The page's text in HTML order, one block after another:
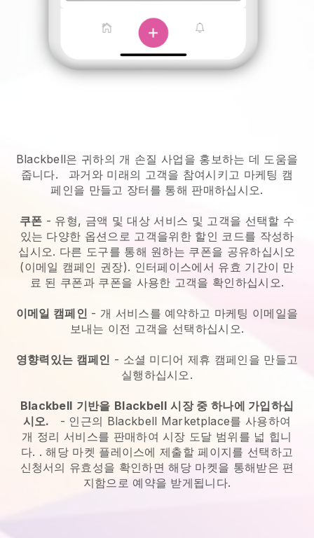
Blackbell은 귀하의 개 손질 사업을 홍보하는 데 도움을
줍니다.
과거와 미래의 고객을 참여시키고 마케팅 캠
페인을 만들고 장터를 통해 판매하십시오.
쿠폰 - 유형, 금액 및 대상 서비스 및 고객을 선택할 수
있는 다양한 옵션으로 고객을위한 할인 코드를 작성하
십시오. 다른 도구를 통해 원하는 쿠폰을 공유하십시오
(이메일 캠페인 권장). 인터페이스에서 유효 기간이 만
료 된 쿠폰과 쿠폰을 사용한 고객을 확인하십시오.
이메일 캠페인 - 개 서비스를 예약하고 마케팅 이메일을
보내는 이전 고객을 선택하십시오.
영향력있는 캠페인 - 소셜 미디어 제휴 캠페인을 만들고
실행하십시오.
Blackbell 기반을 Blackbell 시장 중 하나에 가입하십
시오.
- 인근의 Blackbell Marketplace를 사용하여
개 정리 서비스를 판매하여 시장 도달 범위를 넓 힙니
다. . 해당 마켓 플레이스에 제출할 페이지를 선택하고
신청서의 유효성을 확인하면 해당 마켓을 통해받은 편
지함으로 예약을 받게됩니다.